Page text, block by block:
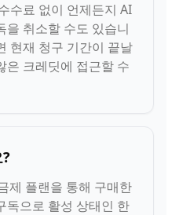
수료 없이 언제든지 AI
을 취소할 수도 있습니
현재 청구 기간이 끝날
은 크레딧에 접근할 수
제 플랜을 통해 구매한
독으로 활성 상태인 한